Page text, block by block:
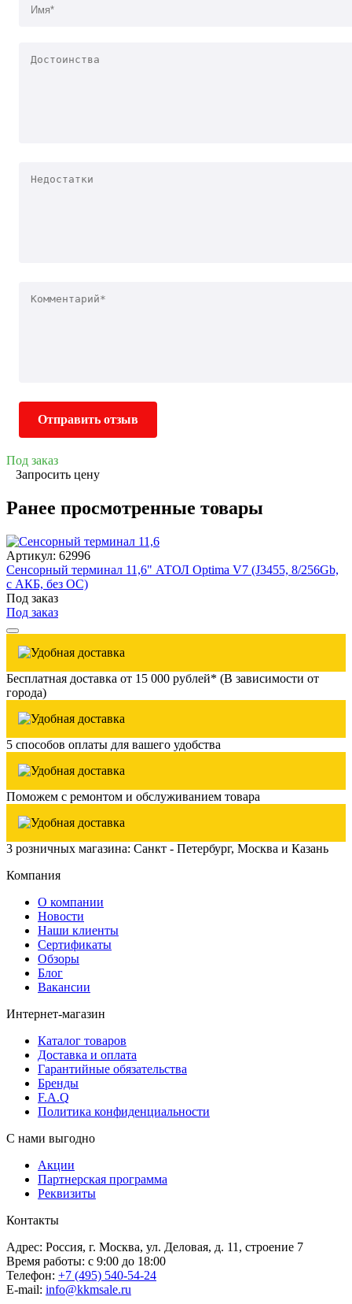
Отправить отзыв
Под заказ
Запросить цену
Ранее просмотренные товары
Артикул: 62996
Сенсорный терминал 11,6" АТОЛ Optima V7 (J3455, 8/256Gb,
с АКБ, без ОС)
Под заказ
Под заказ
Бесплатная доставка от 15 000 рублей* (В зависимости от
города)
5 способов оплаты для вашего удобства
Поможем с ремонтом и обслуживанием товара
3 розничных магазина: Санкт - Петербург, Москва и Казань
Компания
О компании
Новости
Наши клиенты
Сертификаты
Обзоры
Блог
Вакансии
Интернет-магазин
Каталог товаров
Доставка и оплата
Гарантийные обязательства
Бренды
F.A.Q
Политика конфиденциальности
С нами выгодно
Акции
Партнерская программа
Реквизиты
Контакты
Адрес: Россия, г. Москва, ул. Деловая, д. 11, строение 7
Время работы: с 9:00 до 18:00
Телефон: +7 (495) 540-54-24
E-mail: info@kkmsale.ru